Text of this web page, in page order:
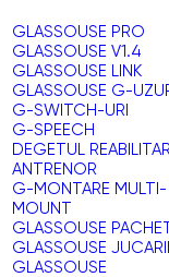
GLASSOUSE PRO
GLASSOUSE V1.4
GLASSOUSE LINK
GLASSOUSE G-
G-SWITCH-URI
G-SPEECH
DEGETUL
ANTRENOR
G-MONTARE MULTI-
MOUNT
GLASSOUSE
GLASSOUSE JUCARII
GLASSOUSE